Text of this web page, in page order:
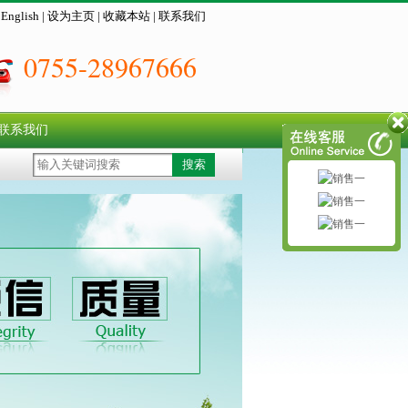
English | 设为主页 | 收藏本站 | 联系我们
0755-28967666
系我们